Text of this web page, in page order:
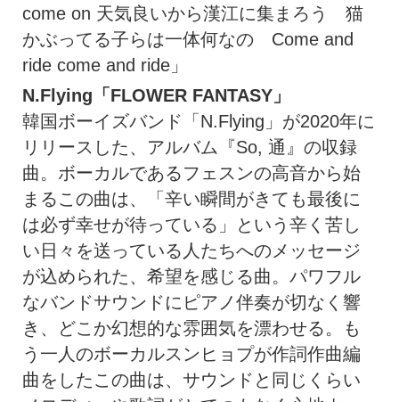
come on 天気良いから漢江に集まろう 猫
かぶってる子らは一体何なの Come and
ride come and ride」
N.Flying「FLOWER FANTASY」
韓国ボーイズバンド「N.Flying」が2020年に
リリースした、アルバム『So, 通』の収録
曲。ボーカルであるフェスンの高音から始
まるこの曲は、「辛い瞬間がきても最後に
は必ず幸せが待っている」という辛く苦し
い日々を送っている人たちへのメッセージ
が込められた、希望を感じる曲。パワフル
なバンドサウンドにピアノ伴奏が切なく響
き、どこか幻想的な雰囲気を漂わせる。も
う一人のボーカルスンヒョプが作詞作曲編
曲をしたこの曲は、サウンドと同じくらい